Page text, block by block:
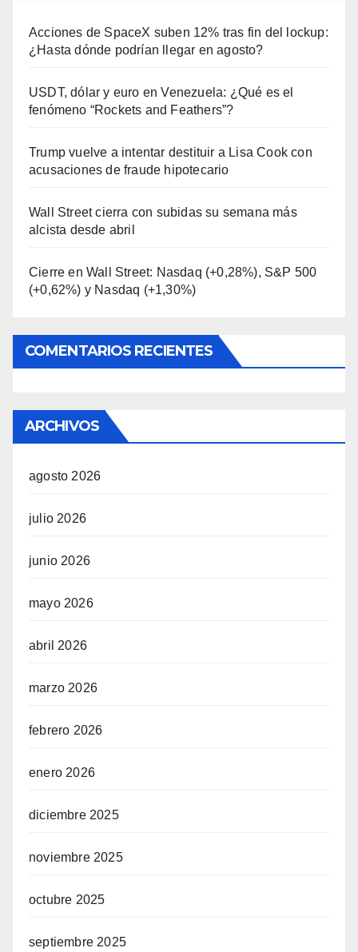
Acciones de SpaceX suben 12% tras fin del lockup:
¿Hasta dónde podrían llegar en agosto?
USDT, dólar y euro en Venezuela: ¿Qué es el
fenómeno “Rockets and Feathers”?
Trump vuelve a intentar destituir a Lisa Cook con
acusaciones de fraude hipotecario
Wall Street cierra con subidas su semana más
alcista desde abril
Cierre en Wall Street: Nasdaq (+0,28%), S&P 500
(+0,62%) y Nasdaq (+1,30%)
COMENTARIOS RECIENTES
ARCHIVOS
agosto 2026
julio 2026
junio 2026
mayo 2026
abril 2026
marzo 2026
febrero 2026
enero 2026
diciembre 2025
noviembre 2025
octubre 2025
septiembre 2025